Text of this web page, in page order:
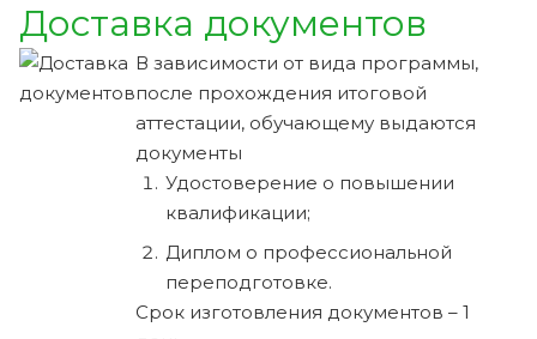
Доставка документов
В зависимости от вида программы,
после прохождения итоговой
аттестации, обучающему выдаются
документы
Удостоверение о повышении
квалификации;
Диплом о профессиональной
переподготовке.
Срок изготовления документов – 1